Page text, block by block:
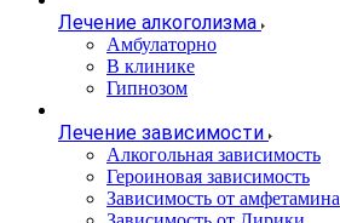
Лечение алкоголизма
Амбулаторно
В клинике
Гипнозом
Лечение зависимости
Алкогольная зависимость
Героиновая зависимость
Зависимость от амфетамина